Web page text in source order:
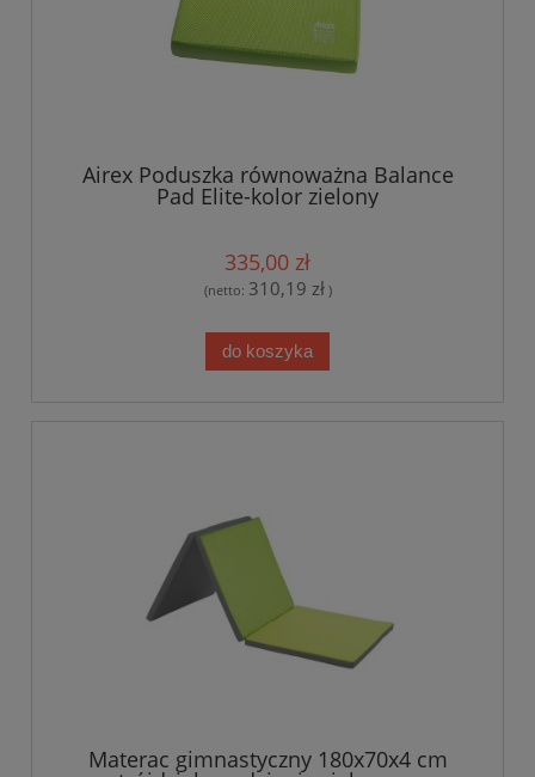
Airex Poduszka równoważna Balance
Pad Elite-kolor zielony
335,00 zł
(netto: 310,19 zł)
do koszyka
Materac gimnastyczny 180x70x4 cm